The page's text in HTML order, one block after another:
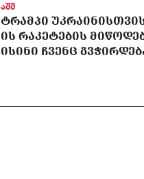
აშშ
ᲢᲠᲐᲛᲞᲘ ᲣᲙᲠᲐᲘᲜᲘᲡᲗᲕᲘᲡ
ᲘᲡ ᲠᲐᲙᲔᲢᲔᲑᲘᲡ
ᲘᲡᲘᲜᲘ ᲩᲕᲔᲜᲪ